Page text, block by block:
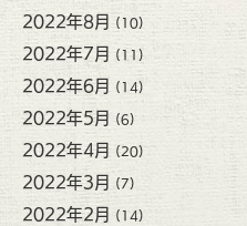
2022年8月 (10)
2022年7月 (11)
2022年6月 (14)
2022年5月 (6)
2022年4月 (20)
2022年3月 (7)
2022年2月 (14)